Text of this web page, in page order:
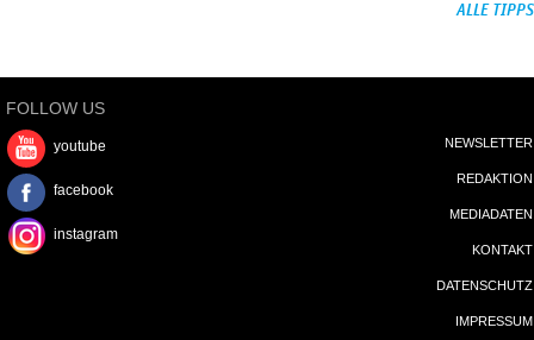
ALLE TIPPS
FOLLOW US
youtube
facebook
instagram
NEWSLETTER
REDAKTION
MEDIADATEN
KONTAKT
DATENSCHUTZ
IMPRESSUM